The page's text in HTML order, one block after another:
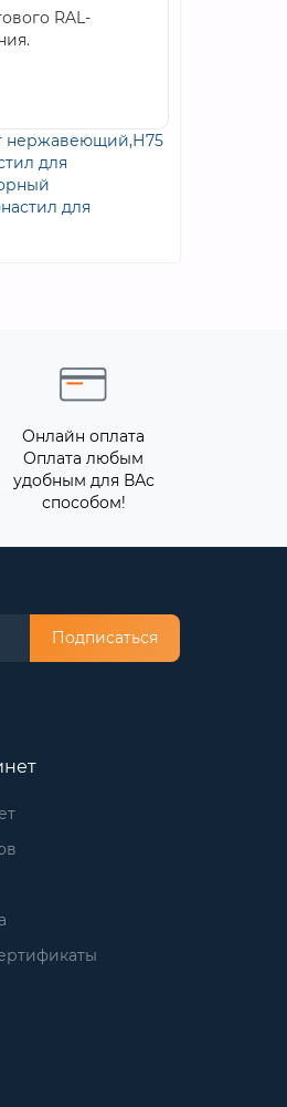
RAL-
нержавеющий,Н75
для
для
Онлайн оплата
Оплата любым
удобным для ВАс
способом!
Подписаться